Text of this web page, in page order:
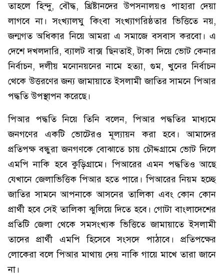
তাহলে হিন্দু, বৌদ্ধ, খ্রিষ্টানদের উপসনালয়ও পাহারা দেয়া
লাগবে না। সংখ্যালঘু কিংবা সংখ্যাগরিষ্ঠতার ভিত্তিতে নয়,
জন্মগত অধিকার নিয়ে আমরা এ সমাজে বসবাস করবো। এ
দেশে দখলদারি, ব্যালট বাক্স ছিনতাই, টাকা দিয়ে ভোট কেনার
নির্বাচন, দলীয় মনোনয়নের নামে হত্যা, গুম, খুনের নির্বাচন
থেকে উত্তরণের জন্য জামায়াতে ইসলামী জাতির সামনে পিআর
পদ্ধতি উপস্থাপন করেছে।
পিআর পদ্ধতি নিয়ে তিনি বলেন, পিআর পদ্ধতির মাধ্যমে
জনগণের একটি ভোটেরও মূল্যায়ন করা হবে। আমাদের
প্রতিপক্ষ বন্ধুরা জনগণকে বোঝাতে চায় চৌদ্দগ্রামে ভোট দিলে
এমপি নাকি হবে কুড়িগ্রামে। পিআরের এমন পদ্ধতিও আছে
যেখানে জেলাভিত্তিক পিআর হতে পারে। পিআরের নিয়ম হচ্ছে
জাতির সামনে আপনাকে আসনের তালিকা এবং কোন কোন
প্রার্থী হবে সেই তালিকা ঝুলিয়ে দিতে হবে। গোটা বাংলাদেশের
প্রতিটি জেলা থেকে সমসংখ্যক ভিত্তিতে জামায়াতে ইসলামী
তাদের প্রার্থী এমপি হিসেবে সংসদে পাঠাবে। প্রতিপক্ষের
লোকেরা বলে পিআর মাথায় দেয় নাকি গায়ে মাখে তারা জানে
না।